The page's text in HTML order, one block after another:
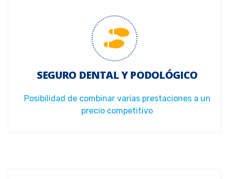
SEGURO DENTAL Y PODOLÓGICO
Posibilidad de combinar varias prestaciones a un
precio competitivo